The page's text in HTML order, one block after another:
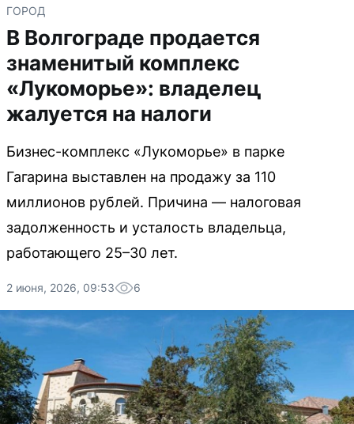
ГОРОД
В Волгограде продается
знаменитый комплекс
«Лукоморье»: владелец
жалуется на налоги
Бизнес-комплекс «Лукоморье» в парке
Гагарина выставлен на продажу за 110
миллионов рублей. Причина — налоговая
задолженность и усталость владельца,
работающего 25–30 лет.
2 июня, 2026, 09:53 6